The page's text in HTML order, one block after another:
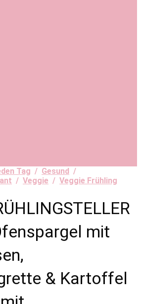
Tag / Gesund /
/ Veggie / Veggie Frühling
mit
& Kartoffel